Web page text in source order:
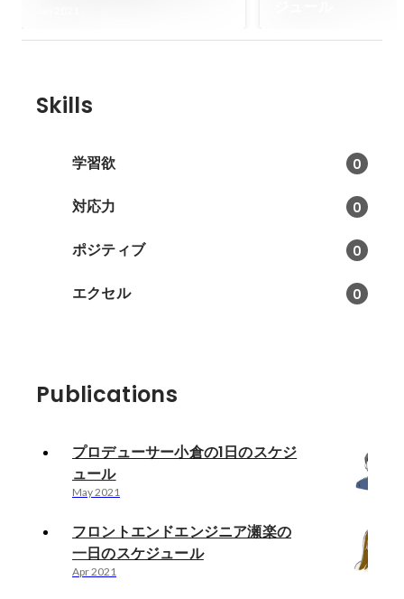
Skills
学習欲 0
対応力 0
ポジティブ 0
エクセル 0
Publications
プロデューサー小倉の1日のスケジ
ュール
May 2021
フロントエンドエンジニア瀬楽の
一日のスケジュール
Apr 2021